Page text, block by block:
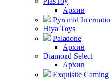
Архив
Pyramid
Hiya Toys
Paladone
Архив
Diamond Select
Архив
Exquisite Gaming